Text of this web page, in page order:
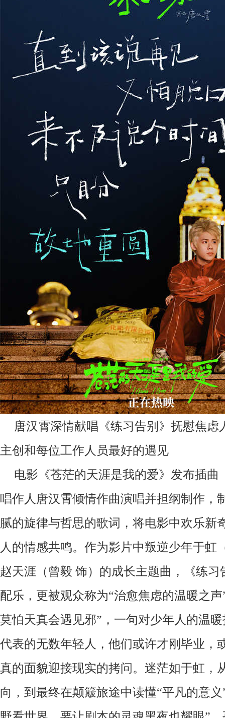
唐汉霄深情献唱 《练习告别 》抚慰焦虑
主创和每位工作人员最好的遇见
电影《苍茫的天涯是我的爱》发布插曲
唱作人唐汉霄倾情作曲演唱并担纲制作，
腻的旋律与哲思的歌词，将电影中欢乐新
人的情感共鸣。作为影片中叛逆少年于虹
赵天涯（曾毅 饰）的成长主题曲，《练
配乐，更被观众称为“治愈焦虑的温暖之
莫怕天真会遇见邪”，一句对少年人的温
代表的无数年轻人，他们或许才刚毕业，
真的面貌迎接现实的拷问。迷茫如于虹，
向，到最终在颠簸旅途中读懂“平凡的意